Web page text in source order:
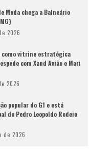
Moda chega a Balneário
2026
como vitrine estratégica
com Xand Avião e Mari
2026
popular do G1 e está
do Pedro Leopoldo Rodeio
de 2026